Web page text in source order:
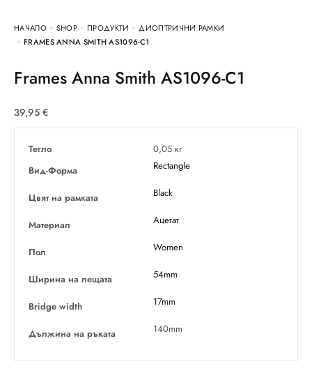
НАЧАЛО SHOP ПРОДУКТИ
ДИОПТРИЧНИ РАМКИ
FRAMES ANNA SMITH AS1096-C1
Frames Anna Smith AS1096-C1
39,95 €
Тегло
0,05 кг
Вид-Форма
Rectangle
Цвят на рамката Black
Материал Ацетат
Пол Women
Ширина на лещата 54mm
Bridge width 17mm
Дължина на ръката 140mm